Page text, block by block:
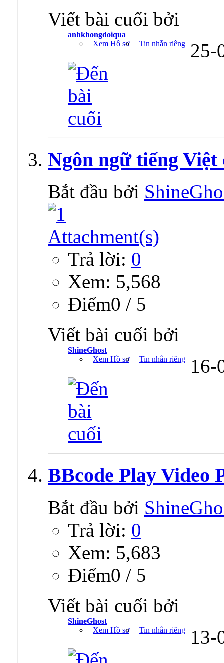
Viết bài cuối bởi
anhkhongdoiqua
Xem Hồ sơ
Tin nhắn riêng 25-
Ngôn ngữ tiếng
Bắt đầu bởi
Trả lời: 0
Xem: 5,568
Ðiểm0 / 5
Viết bài cuối bởi
ShineGhost
Xem Hồ sơ
Tin nhắn riêng
BBcode Play Video
Bắt đầu bởi
Trả lời: 0
Xem: 5,683
Ðiểm0 / 5
Viết bài cuối bởi
ShineGhost
Xem Hồ sơ
Tin nhắn riêng